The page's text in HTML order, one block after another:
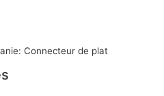
Connecteur de plat